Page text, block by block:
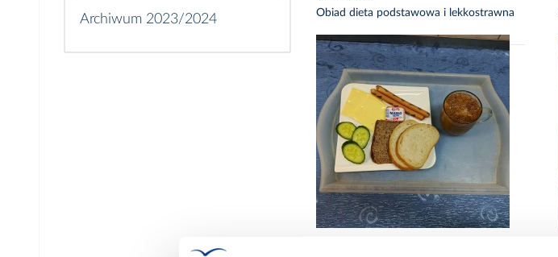
Archiwum 2023/2024
Obiad dieta podstawowa i lekkostrawna